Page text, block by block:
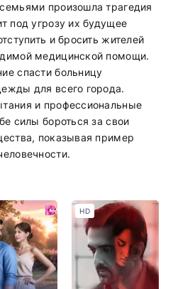
произошла трагедия
под угрозу их будущее
и бросить жителей
медицинской помощи.
спасти больницу
для всего города.
и профессиональные
силы бороться за свои
показывая пример
HD